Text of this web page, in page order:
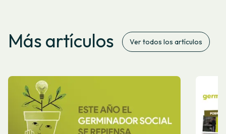
Más artículos Ver todos los artículos